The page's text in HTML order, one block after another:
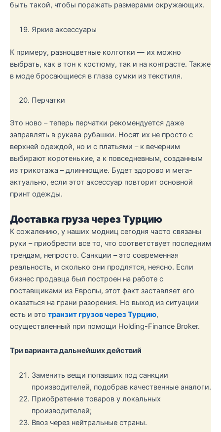
быть такой, чтобы поражать размерами окружающих.
Яркие аксессуары
К примеру, разноцветные колготки — их можно
выбрать, как в тон к костюму, так и на контрасте. Также
в моде бросающиеся в глаза сумки из текстиля.
Перчатки
Это ново – теперь перчатки рекомендуется даже
заправлять в рукава рубашки. Носят их не просто с
верхней одеждой, но и с платьями – к вечерним
выбирают коротенькие, а к повседневным, созданным
из трикотажа – длиннющие. Будет здорово и мега-
актуально, если этот аксессуар повторит основной
принт одежды.
Доставка груза через Турцию
К сожалению, у наших модниц сегодня часто связаны
руки – приобрести все то, что соответствует последним
трендам, непросто. Санкции – это современная
реальность, и сколько они продлятся, неясно. Если
бизнес продавца был построен на работе с
поставщиками из Европы, этот факт заставляет его
оказаться на грани разорения. Но выход из ситуации
есть и это транзит грузов через Турцию,
осуществленный при помощи Holding-Finance Broker.
Три варианта дальнейших действий
Заменить вещи попавших под санкции
производителей, подобрав качественные аналоги.
Приобретение товаров у локальных
производителей;
Ввоз через нейтральные страны.